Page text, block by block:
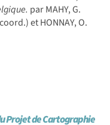
par MAHY, G.
et HONNAY, O.
Projet de Cartographie